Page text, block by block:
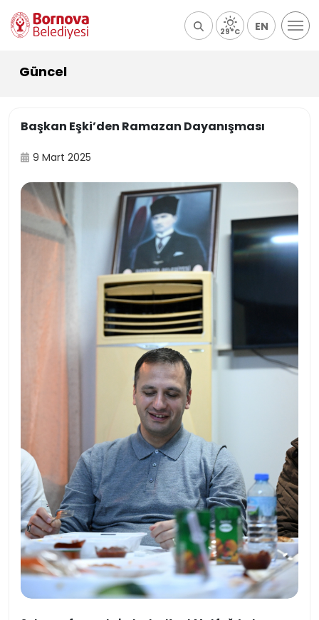
29°C EN
Güncel
Başkan Eşki’den Ramazan Dayanışması
9 Mart 2025